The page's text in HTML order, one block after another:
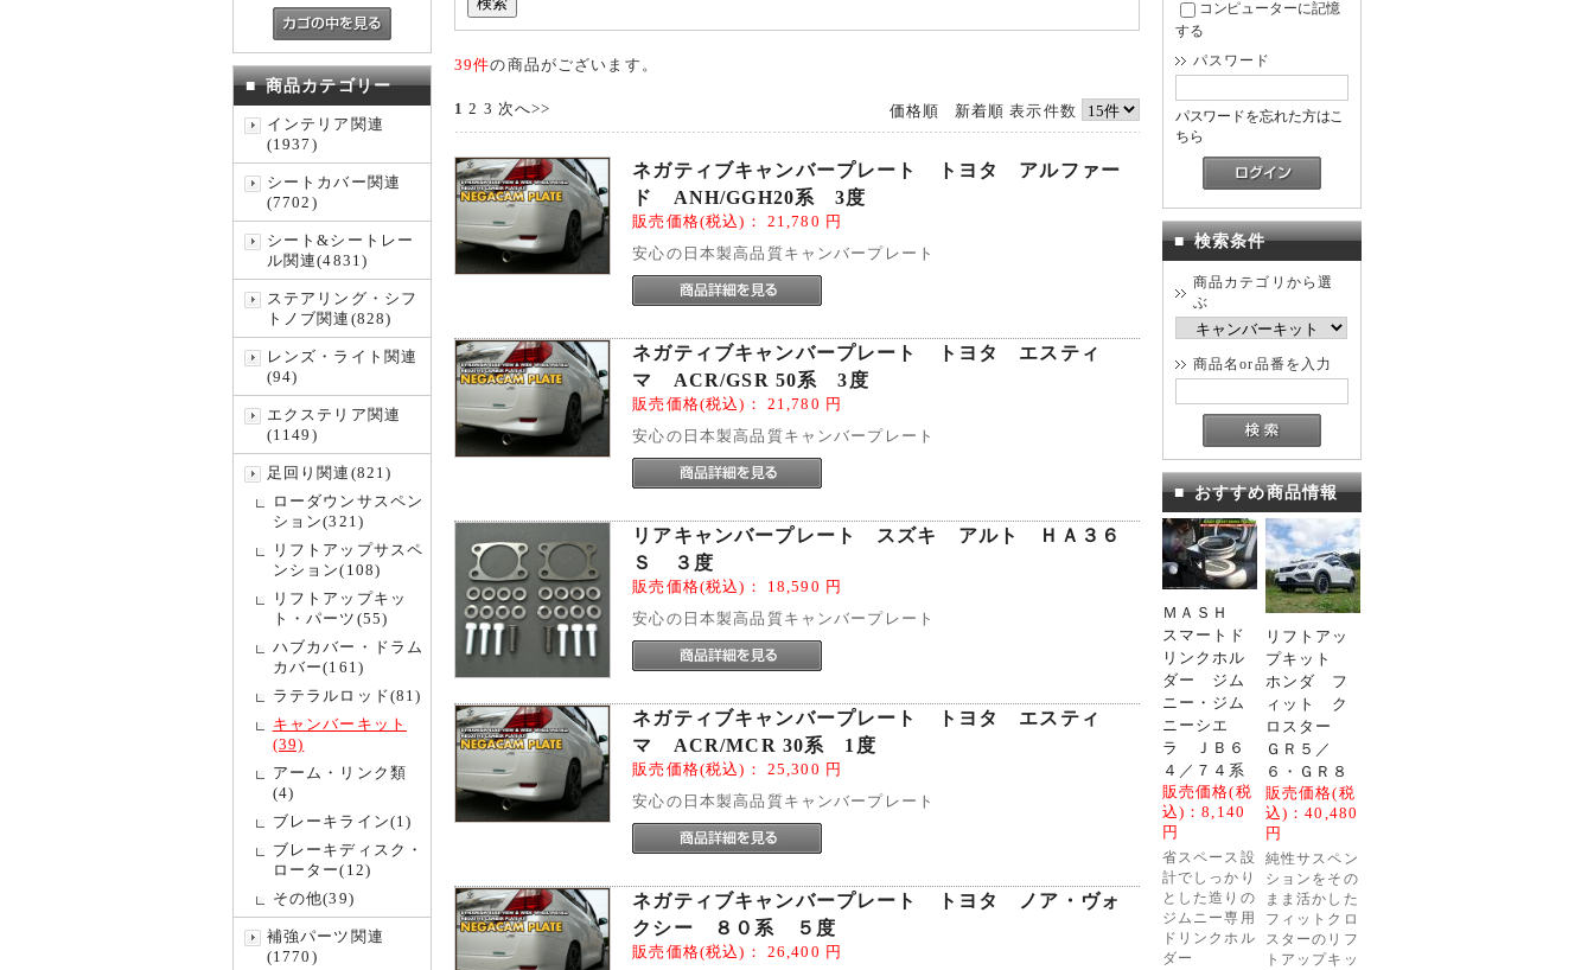
■ 商品カテゴリー
インテリア関連
(1937)
シートカバー関連
(7702)
シート&シートレー
ル関連(4831)
ステアリング・シフ
トノブ関連(828)
レンズ・ライト関連
(94)
エクステリア関連
(1149)
足回り関連(821)
ローダウンサスペン
ション(321)
リフトアップサスペ
ンション(108)
リフトアップキッ
ト・パーツ(55)
ハブカバー・ドラム
カバー(161)
ラテラルロッド(81)
キャンバーキット
(39)
アーム・リンク類
(4)
ブレーキライン(1)
ブレーキディスク・
ローター(12)
その他(39)
補強パーツ関連
(1770)
39件の商品がございます。
価格順 新着順 表示件数
1 2 3 次へ>>
ネガティブキャンバープレート トヨタ アルファー
ド ANH/GGH20系 3度
販売価格(税込)： 21,780 円
安心の日本製高品質キャンバープレート
ネガティブキャンバープレート トヨタ エスティ
マ ACR/GSR 50系 3度
販売価格(税込)： 21,780 円
安心の日本製高品質キャンバープレート
リアキャンバープレート スズキ アルト ＨＡ３６
Ｓ ３度
販売価格(税込)： 18,590 円
安心の日本製高品質キャンバープレート
ネガティブキャンバープレート トヨタ エスティ
マ ACR/MCR 30系 1度
販売価格(税込)： 25,300 円
安心の日本製高品質キャンバープレート
ネガティブキャンバープレート トヨタ ノア・ヴォ
クシー ８０系 ５度
販売価格(税込)： 26,400 円
コンピューターに記憶
する
パスワード
パスワードを忘れた方はこ
ちら
■ 検索条件
商品カテゴリから選
ぶ
商品名or品番を入力
■ おすすめ商品情報
ＭＡＳＨ
スマートド
リンクホル
ダー ジム
ニー・ジム
ニーシエ
ラ ＪＢ６
４／７４系
販売価格(税
込)：8,140
円
省スペース設
計でしっかり
とした造りの
ジムニー専用
ドリンクホル
ダー
リフトアッ
プキット
ホンダ フ
ィット ク
ロスター
ＧＲ５／
６・ＧＲ８
販売価格(税
込)：40,480
円
純性サスペン
ションをその
まま活かした
フィットクロ
スターのリフ
トアップキッ